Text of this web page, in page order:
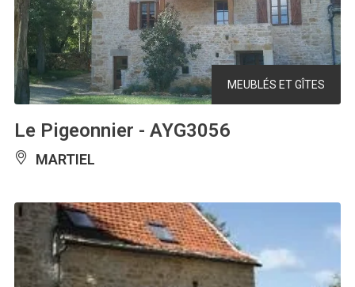
MEUBLÉS ET GÎTES
Le Pigeonnier - AYG3056
MARTIEL